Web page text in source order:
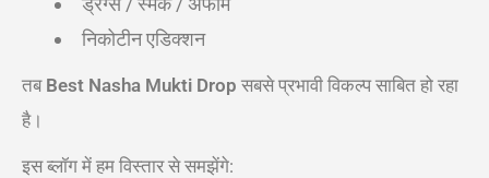
निकोटीन एडिक्शन
तब Best Nasha Mukti Drop सबसे प्रभावी विकल्प साबित हो रहा
है।
इस ब्लॉग में हम विस्तार से समझेंगे: